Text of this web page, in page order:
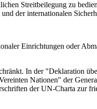
Streitbeilegung zu
der internationalen
Einrichtungen oder
In der "Deklaration
Nationen" der
der UN-Charta zur